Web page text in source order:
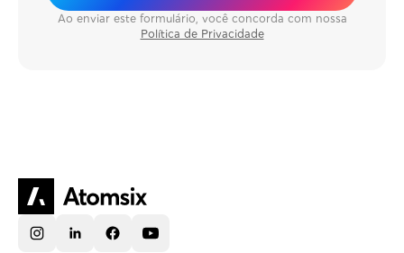
Ao enviar este formulário, você concorda com nossa
Política de Privacidade